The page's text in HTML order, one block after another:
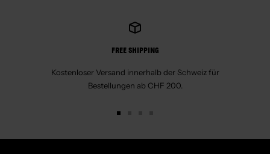
FREE SHIPPING
Kostenloser Versand innerhalb der Schweiz für
Bestellungen ab CHF 200.